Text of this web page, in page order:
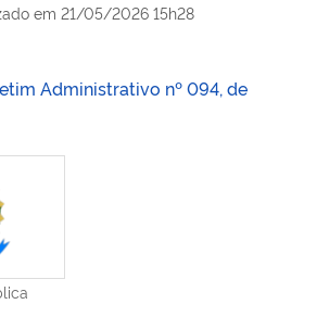
em 21/05/2026 15h28
Administrativo nº 094, de